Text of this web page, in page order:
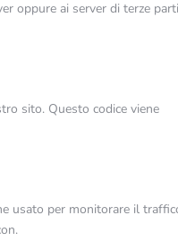
oppure ai server di terze parti
sito. Questo codice viene
usato per monitorare il